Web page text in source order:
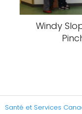
Windy
Santé et Services